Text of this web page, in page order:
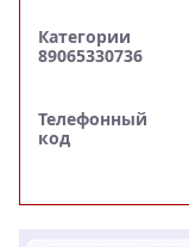
Категории
89065330736
Телефонный
код